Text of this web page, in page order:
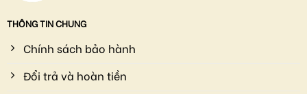
THÔNG TIN CHUNG
Chính sách bảo hành
Đổi trả và hoàn tiền